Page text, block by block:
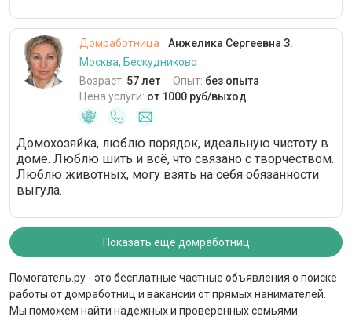
Домработница
Анжелика Сергеевна З.
Москва, Бескудниково
Возраст: 57 лет Опыт: без опыта
Цена услуги: от 1000 руб/выход
Домохозяйка, люблю порядок, идеальную чистоту в
доме. Люблю шить и всё, что связано с творчеством.
Люблю животных, могу взять на себя обязанности
выгула.
Показать ещё домработниц
Помогатель.ру - это бесплатные частные объявления о поиске
работы от домработниц и вакансии от прямых нанимателей.
Мы поможем найти надежных и проверенных семьями